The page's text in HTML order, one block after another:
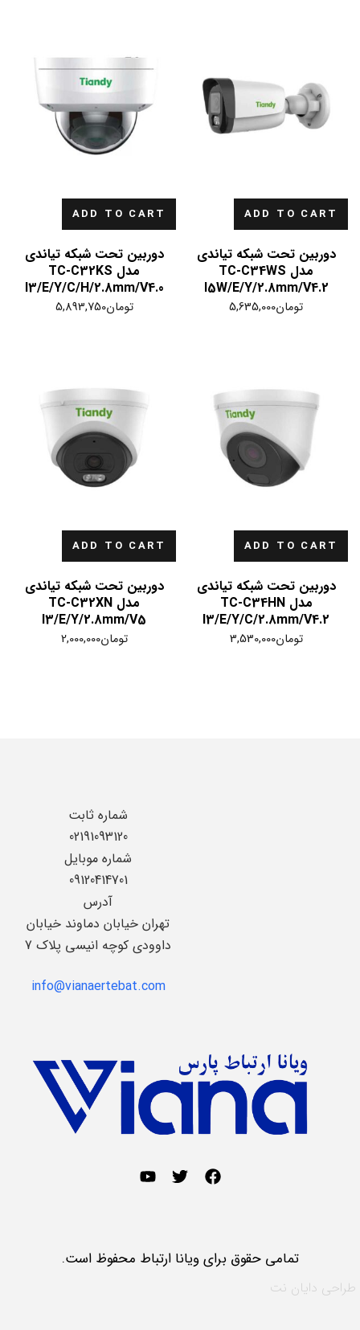
ADD TO CART
دوربین تحت شبکه تیاندی
مدل TC-C34WS
I5W/E/Y/2.8mm/V4.2
تومان5,635,000
ADD TO CART
دوربین تحت شبکه تیاندی
مدل TC-C32KS
I3/E/Y/C/H/2.8mm/V4.0
تومان5,893,750
ADD TO CART
دوربین تحت شبکه تیاندی
مدل TC-C34HN
I3/E/Y/C/2.8mm/V4.2
تومان3,530,000
ADD TO CART
دوربین تحت شبکه تیاندی
مدل TC-C32XN
I3/E/Y/2.8mm/V5
تومان2,000,000
شماره ثابت
02191093120
شماره موبایل
09120414701
آدرس
تهران خیابان دماوند خیابان
داوودی کوچه انیسی پلاک 7
info@vianaertebat.com
تمامی حقوق برای ویانا ارتباط محفوظ است.
طراحی دایان نت